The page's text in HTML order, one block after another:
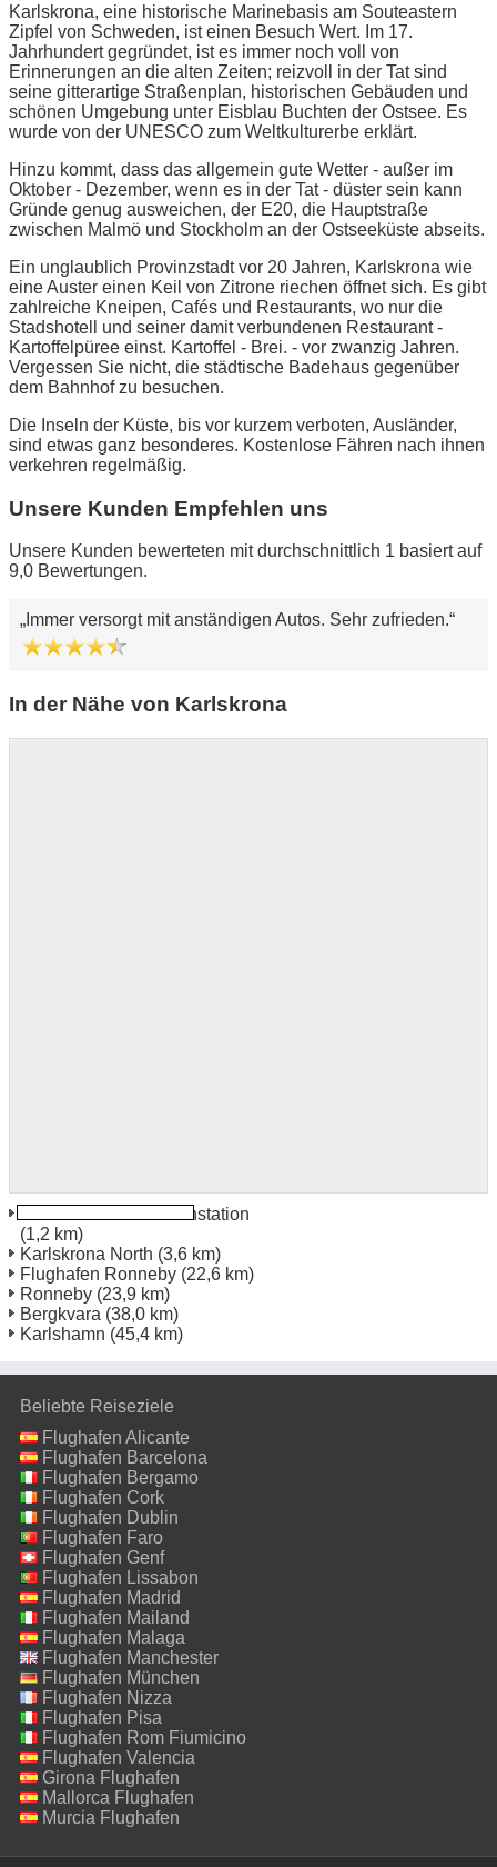
Karlskrona, eine historische Marinebasis am Souteastern
Zipfel von Schweden, ist einen Besuch Wert. Im 17.
Jahrhundert gegründet, ist es immer noch voll von
Erinnerungen an die alten Zeiten; reizvoll in der Tat sind
seine gitterartige Straßenplan, historischen Gebäuden und
schönen Umgebung unter Eisblau Buchten der Ostsee. Es
wurde von der UNESCO zum Weltkulturerbe erklärt.
Hinzu kommt, dass das allgemein gute Wetter - außer im
Oktober - Dezember, wenn es in der Tat - düster sein kann
Gründe genug ausweichen, der E20, die Hauptstraße
zwischen Malmö und Stockholm an der Ostseeküste abseits.
Ein unglaublich Provinzstadt vor 20 Jahren, Karlskrona wie
eine Auster einen Keil von Zitrone riechen öffnet sich. Es gibt
zahlreiche Kneipen, Cafés und Restaurants, wo nur die
Stadshotell und seiner damit verbundenen Restaurant -
Kartoffelpüree einst. Kartoffel - Brei. - vor zwanzig Jahren.
Vergessen Sie nicht, die städtische Badehaus gegenüber
dem Bahnhof zu besuchen.
Die Inseln der Küste, bis vor kurzem verboten, Ausländer,
sind etwas ganz besonderes. Kostenlose Fähren nach ihnen
verkehren regelmäßig.
Unsere Kunden Empfehlen uns
Unsere Kunden bewerteten mit durchschnittlich 1 basiert auf
9,0 Bewertungen.
Immer versorgt mit anständigen Autos. Sehr zufrieden.
In der Nähe von Karlskrona
Karlskrona Centr Trainstation
(1,2 km)
Karlskrona North (3,6 km)
Flughafen Ronneby (22,6 km)
Ronneby (23,9 km)
Bergkvara (38,0 km)
Karlshamn (45,4 km)
Beliebte Reiseziele
Flughafen Alicante
Flughafen Barcelona
Flughafen Bergamo
Flughafen Cork
Flughafen Dublin
Flughafen Faro
Flughafen Genf
Flughafen Lissabon
Flughafen Madrid
Flughafen Mailand
Malpensa
Flughafen Malaga
Flughafen Manchester
Flughafen München
Flughafen Nizza
Flughafen Pisa
Flughafen Rom Fiumicino
Flughafen Valencia
Girona Flughafen
Mallorca Flughafen
Murcia Flughafen